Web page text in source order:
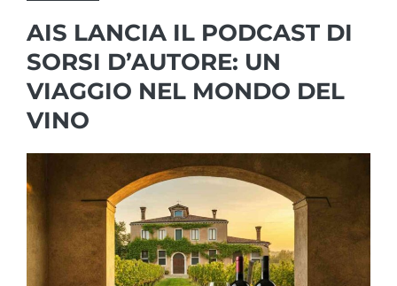
AIS LANCIA IL PODCAST DI
SORSI D’AUTORE: UN
VIAGGIO NEL MONDO DEL
VINO